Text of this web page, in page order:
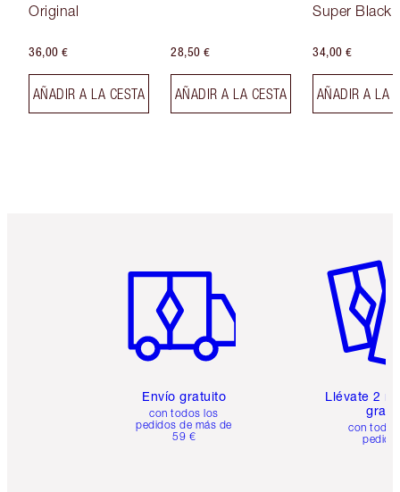
Original
36,00 €
AÑADIR A LA CESTA
28,50 €
AÑADIR A LA CESTA
Super Black
34,00 €
AÑADIR A LA
Envío gratuito
con todos los
pedidos de más de
59 €
Llévate 2
gratis
con